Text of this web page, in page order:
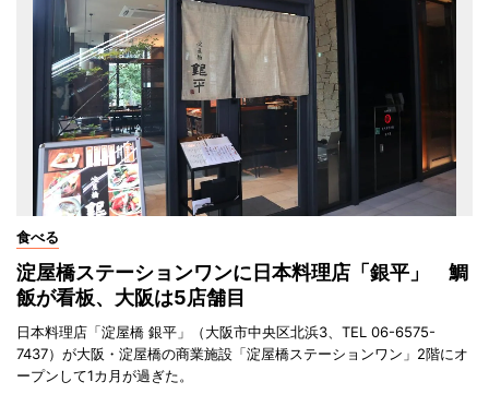
食べる
淀屋橋ステーションワンに日本料理店「銀平」 鯛
飯が看板、大阪は5店舗目
日本料理店「淀屋橋 銀平」（大阪市中央区北浜3、TEL 06-6575-
7437）が大阪・淀屋橋の商業施設「淀屋橋ステーションワン」2階にオ
ープンして1カ月が過ぎた。